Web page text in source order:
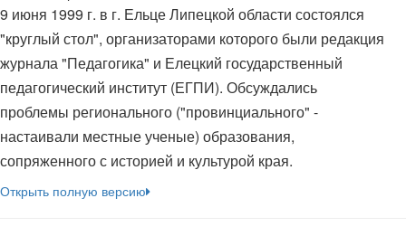
9 июня 1999 г. в г. Ельце Липецкой области состоялся
"круглый стол", организаторами которого были редакция
журнала "Педагогика" и Елецкий государственный
педагогический институт (ЕГПИ). Обсуждались
проблемы регионального ("провинциального" -
настаивали местные ученые) образования,
сопряженного с историей и культурой края.
Открыть полную версию